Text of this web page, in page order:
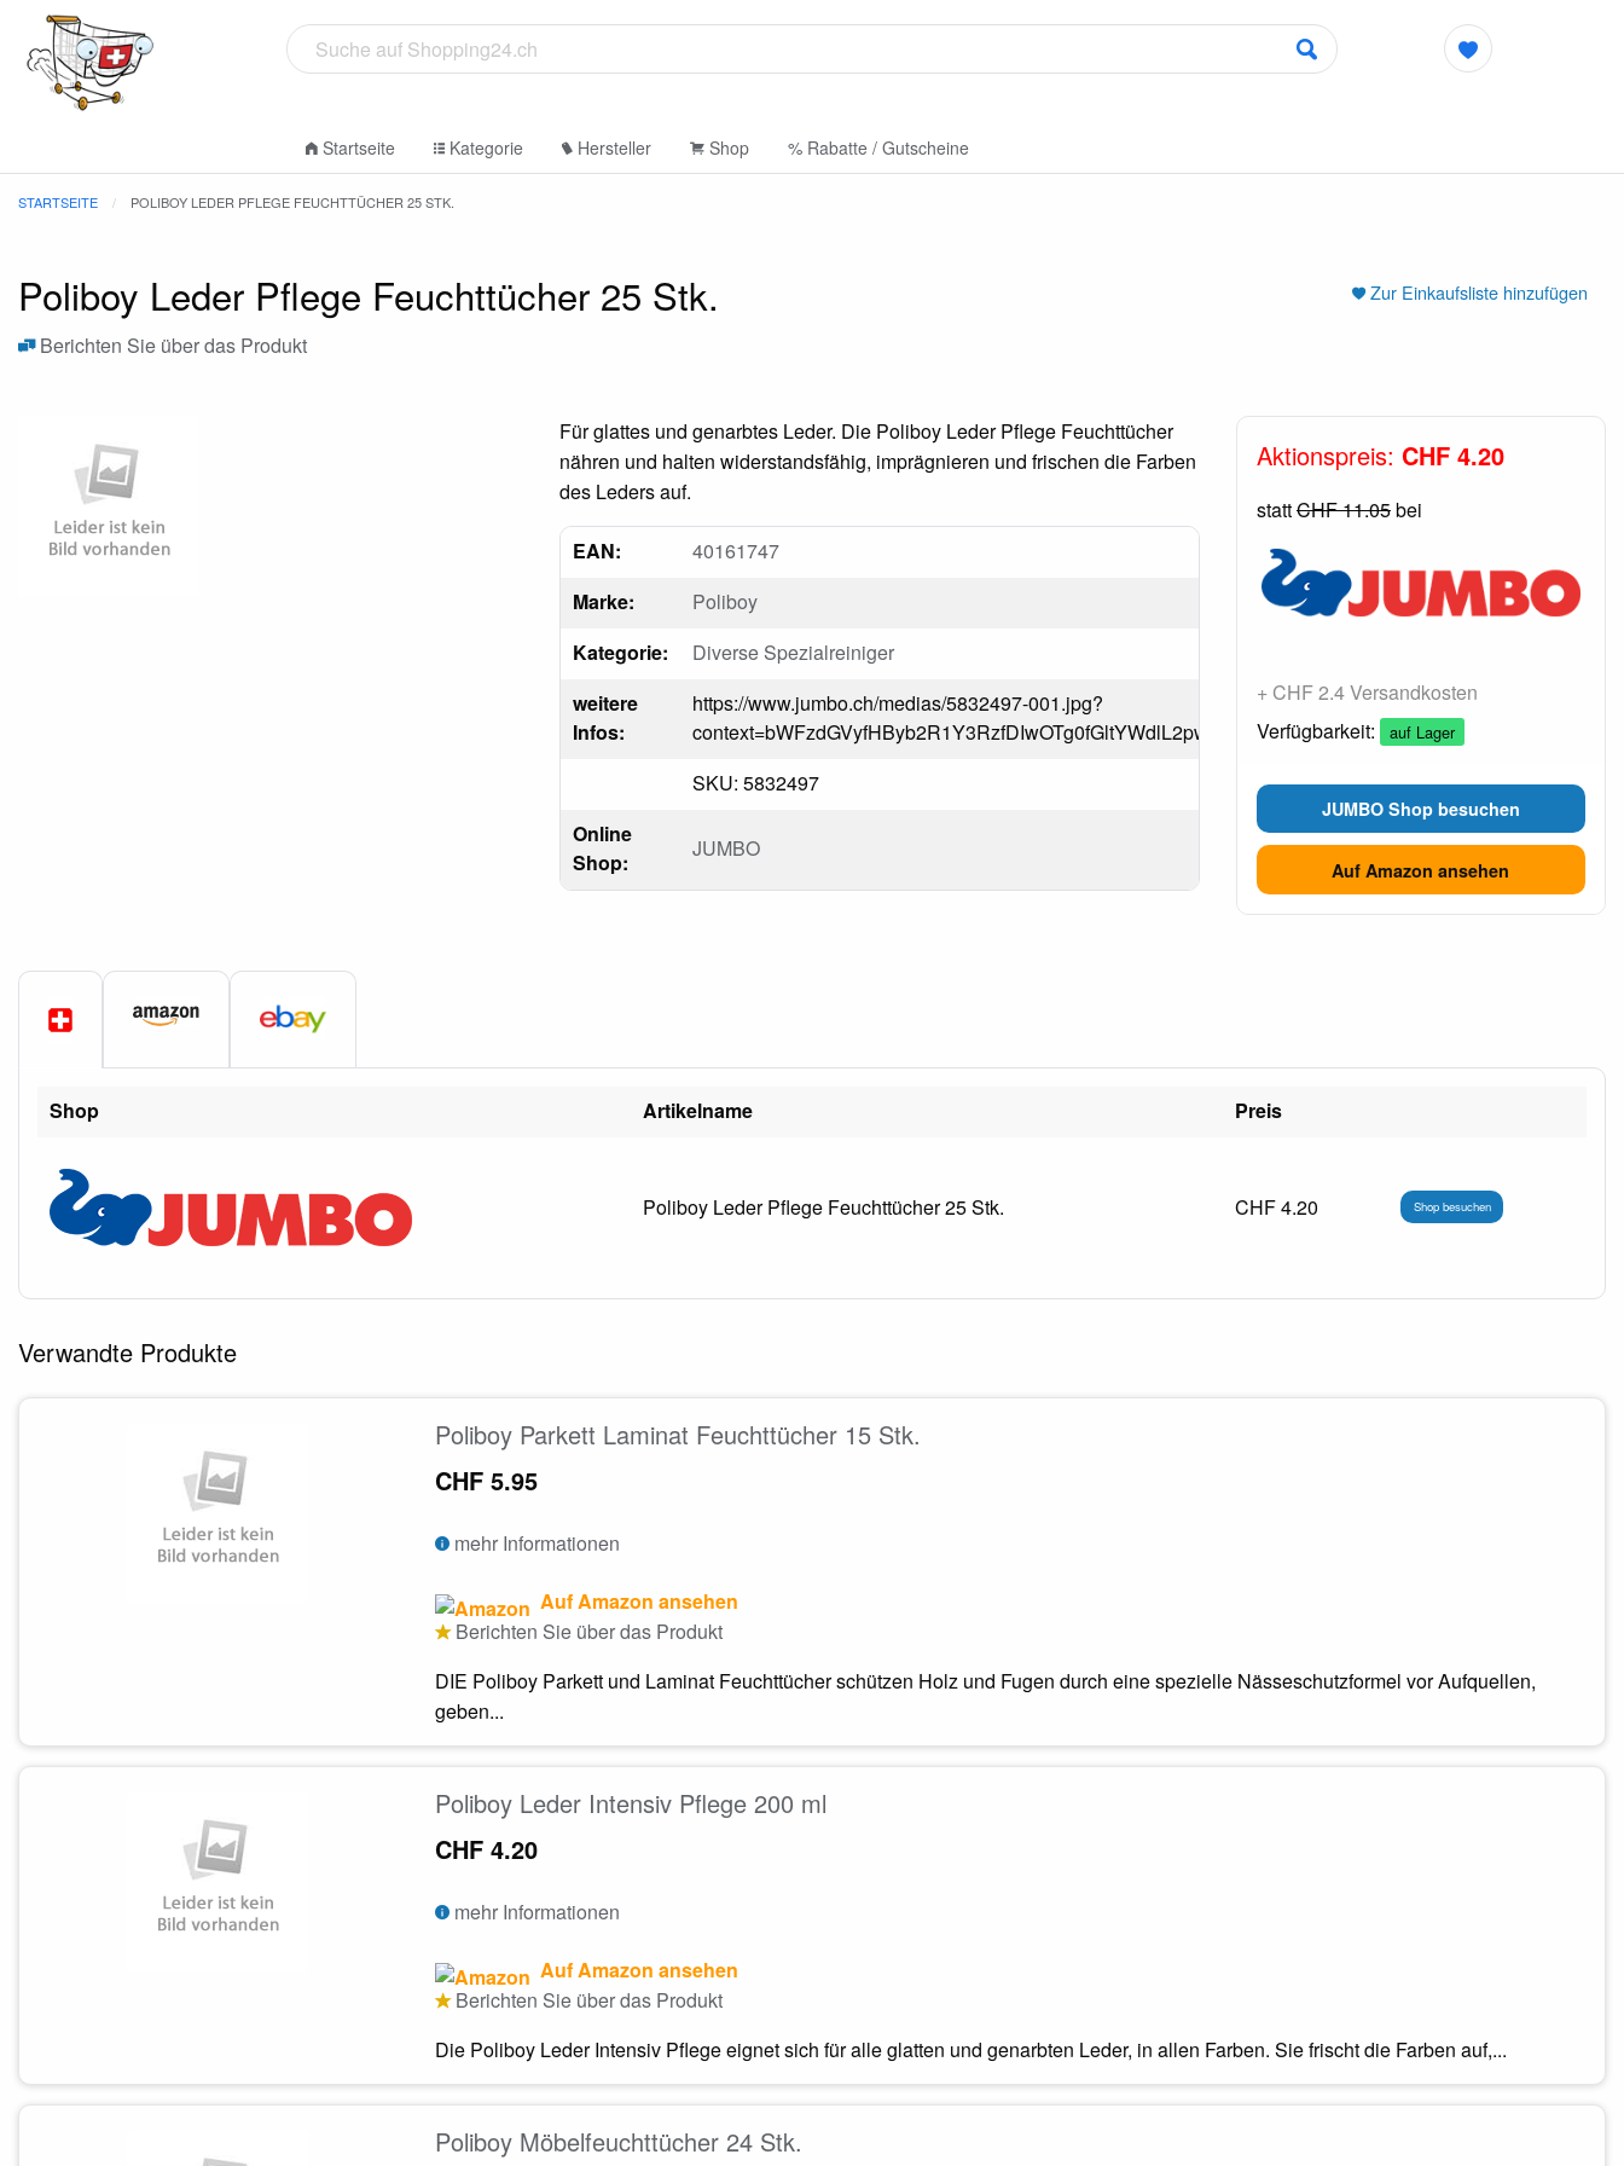
Startseite Kategorie Hersteller Shop % Rabatte / Gutscheine
STARTSEITE POLIBOY LEDER PFLEGE FEUCHTTÜCHER 25 STK.
Zur Einkaufsliste hinzufügen
Poliboy Leder Pflege Feuchttücher 25 Stk.
Berichten Sie über das Produkt
Für glattes und genarbtes Leder. Die Poliboy Leder Pflege Feuchttücher
nähren und halten widerstandsfähig, imprägnieren und frischen die Farben
des Leders auf.
EAN:
40161747
Marke:
Poliboy
Kategorie:
Diverse Spezialreiniger
weitere
Infos:
https://www.jumbo.ch/medias/5832497-001.jpg?
SKU: 5832497
Online
Shop:
JUMBO
Aktionspreis: CHF 4.20
stattCHF 11.05bei
+ CHF 2.4 Versandkosten
Verfügbarkeit:
auf Lager
JUMBO Shop besuchen
Auf Amazon ansehen
Shop Artikelname Preis
Poliboy Leder Pflege Feuchttücher 25 Stk. CHF 4.20 Shop besuchen
Verwandte Produkte
Poliboy Parkett Laminat Feuchttücher 15 Stk.
CHF 5.95
mehr Informationen
Auf Amazon ansehen
Berichten Sie über das Produkt
DIE Poliboy Parkett und Laminat Feuchttücher schützen Holz und Fugen durch eine spezielle Nässeschutzformel vor Aufquellen,
geben...
Poliboy Leder Intensiv Pflege 200 ml
CHF 4.20
mehr Informationen
Auf Amazon ansehen
Berichten Sie über das Produkt
Die Poliboy Leder Intensiv Pflege eignet sich für alle glatten und genarbten Leder, in allen Farben. Sie frischt die Farben auf,...
Poliboy Möbelfeuchttücher 24 Stk.